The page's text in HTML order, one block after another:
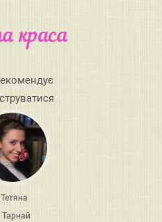
Тетяна
Тарнай